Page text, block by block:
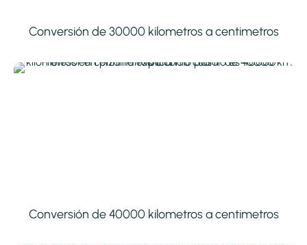
Conversión de 30000 kilometros a centimetros
Conversión de 40000 kilometros a centimetros